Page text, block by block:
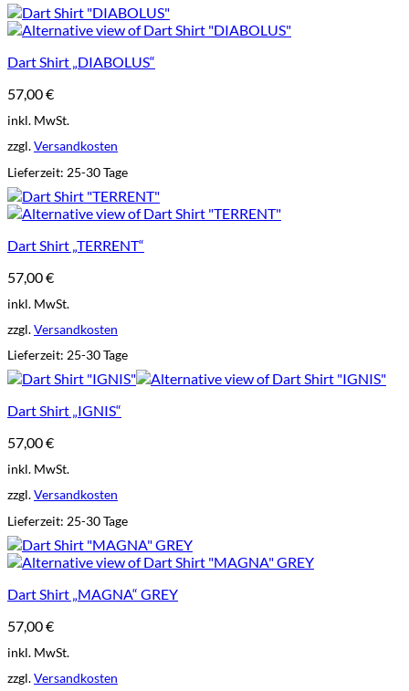
Dart Shirt „DIABOLUS“
57,00€
inkl. MwSt.
zzgl.Versandkosten
Lieferzeit: 25-30 Tage
Dart Shirt „TERRENT“
57,00€
inkl. MwSt.
zzgl.Versandkosten
Lieferzeit: 25-30 Tage
Dart Shirt „IGNIS“
57,00€
inkl. MwSt.
zzgl.Versandkosten
Lieferzeit: 25-30 Tage
Dart Shirt „MAGNA“ GREY
57,00€
inkl. MwSt.
zzgl.Versandkosten